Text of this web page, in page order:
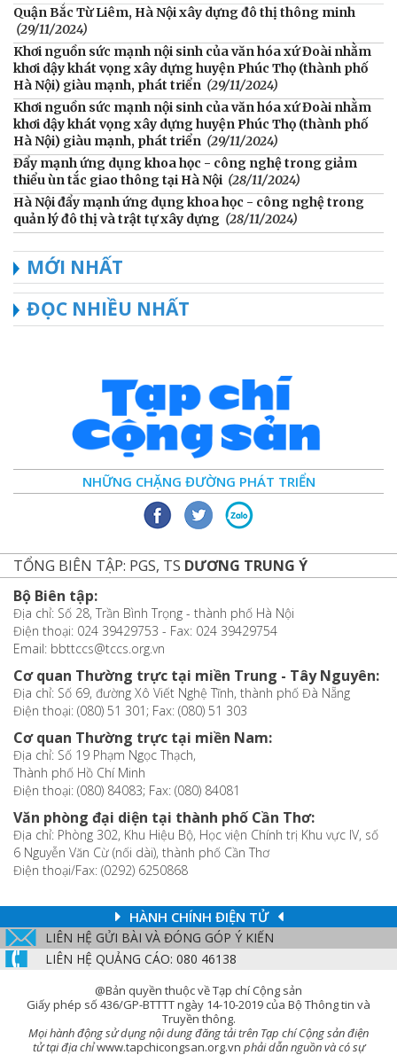
Quận Bắc Từ Liêm, Hà Nội xây dựng đô thị thông minh
(29/11/2024)
Khơi nguồn sức mạnh nội sinh của văn hóa xứ Đoài nhằm
khơi dậy khát vọng xây dựng huyện Phúc Thọ (thành phố
Hà Nội) giàu mạnh, phát triển (29/11/2024)
Khơi nguồn sức mạnh nội sinh của văn hóa xứ Đoài nhằm
khơi dậy khát vọng xây dựng huyện Phúc Thọ (thành phố
Hà Nội) giàu mạnh, phát triển (29/11/2024)
Đẩy mạnh ứng dụng khoa học - công nghệ trong giảm
thiểu ùn tắc giao thông tại Hà Nội (28/11/2024)
Hà Nội đẩy mạnh ứng dụng khoa học - công nghệ trong
quản lý đô thị và trật tự xây dựng (28/11/2024)
MỚI NHẤT
ĐỌC NHIỀU NHẤT
NHỮNG CHẶNG ĐƯỜNG PHÁT TRIỂN
TỔNG BIÊN TẬP: PGS, TS DƯƠNG TRUNG Ý
Bộ Biên tập:
Địa chỉ: Số 28, Trần Bình Trọng - thành phố Hà Nội
Điện thoại: 024 39429753 - Fax: 024 39429754
Email: bbttccs@tccs.org.vn
Cơ quan Thường trực tại miền Trung - Tây Nguyên:
Địa chỉ: Số 69, đường Xô Viết Nghệ Tĩnh, thành phố Đà Nẵng
Điện thoại: (080) 51 301; Fax: (080) 51 303
Cơ quan Thường trực tại miền Nam:
Địa chỉ: Số 19 Phạm Ngọc Thạch,
Thành phố Hồ Chí Minh
Điện thoại: (080) 84083; Fax: (080) 84081
Văn phòng đại diện tại thành phố Cần Thơ:
Địa chỉ: Phòng 302, Khu Hiệu Bộ, Học viện Chính trị Khu vực IV, số
6 Nguyễn Văn Cừ (nối dài), thành phố Cần Thơ
Điện thoại/Fax: (0292) 6250868
HÀNH CHÍNH ĐIỆN TỬ
LIÊN HỆ GỬI BÀI VÀ ĐÓNG GÓP Ý KIẾN
LIÊN HỆ QUẢNG CÁO: 080 46138
@Bản quyền thuộc về Tạp chí Cộng sản
Giấy phép số 436/GP-BTTTT ngày 14-10-2019 của Bộ Thông tin và
Truyền thông.
Mọi hành động sử dụng nội dung đăng tải trên Tạp chí Cộng sản điện
tử tại địa chỉwww.tapchicongsan.org.vn phải dẫn nguồn và có sự